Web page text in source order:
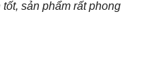
sản phẩm rất phong